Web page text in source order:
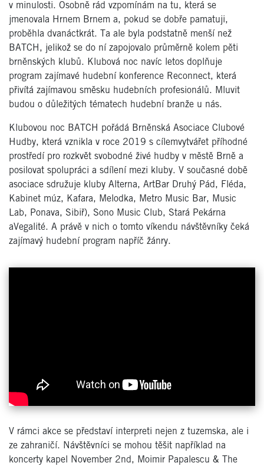
v minulosti. Osobně rád vzpomínám na tu, která se
jmenovala Hrnem Brnem a, pokud se dobře pamatuji,
proběhla dvanáctkrát. Ta ale byla podstatně menší než
BATCH, jelikož se do ní zapojovalo průměrně kolem pěti
brněnských klubů. Klubová noc navíc letos doplňuje
program zajímavé hudební konference Reconnect, která
přivítá zajímavou směsku hudebních profesionálů. Mluvit
budou o důležitých tématech hudební branže u nás.
Klubovou noc BATCH pořádá Brněnská Asociace Clubové
Hudby, která vznikla v roce 2019 s cílemvytvářet příhodné
prostředí pro rozkvět svobodné živé hudby v městě Brně a
posilovat spolupráci a sdílení mezi kluby. V současné době
asociace sdružuje kluby Alterna, ArtBar Druhý Pád, Fléda,
Kabinet múz, Kafara, Melodka, Metro Music Bar, Music
Lab, Ponava, Sibiř), Sono Music Club, Stará Pekárna
aVegalité. A právě v nich o tomto víkendu návštěvníky čeká
zajímavý hudební program napříč žánry.
V rámci akce se představí interpreti nejen z tuzemska, ale i
ze zahraničí. Návštěvníci se mohou těšit například na
koncerty kapel November 2nd, Moimir Papalescu & The